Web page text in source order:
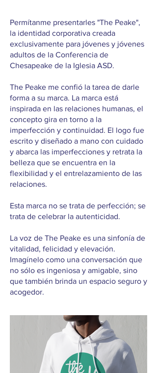
Permítanme presentarles "The Peake",
la identidad corporativa creada
exclusivamente para jóvenes y jóvenes
adultos de la Conferencia de
Chesapeake de la Iglesia ASD.
The Peake me confió la tarea de darle
forma a su marca. La marca está
inspirada en las relaciones humanas, el
concepto gira en torno a la
imperfección y continuidad. El logo fue
escrito y diseñado a mano con cuidado
y abarca las imperfecciones y retrata la
belleza que se encuentra en la
flexibilidad y el entrelazamiento de las
relaciones.
Esta marca no se trata de perfección; se
trata de celebrar la autenticidad.
La voz de The Peake es una sinfonía de
vitalidad, felicidad y elevación.
Imagínelo como una conversación que
no sólo es ingeniosa y amigable, sino
que también brinda un espacio seguro y
acogedor.